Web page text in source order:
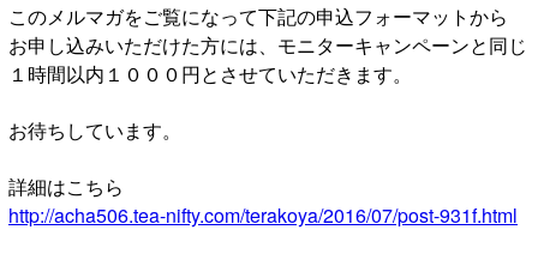
このメルマガをご覧になって下記の申込フォーマットから
お申し込みいただけた方には、モニターキャンペーンと同じ
１時間以内１０００円とさせていただきます。
お待ちしています。
詳細はこちら
http://acha506.tea-nifty.com/terakoya/2016/07/post-931f.html